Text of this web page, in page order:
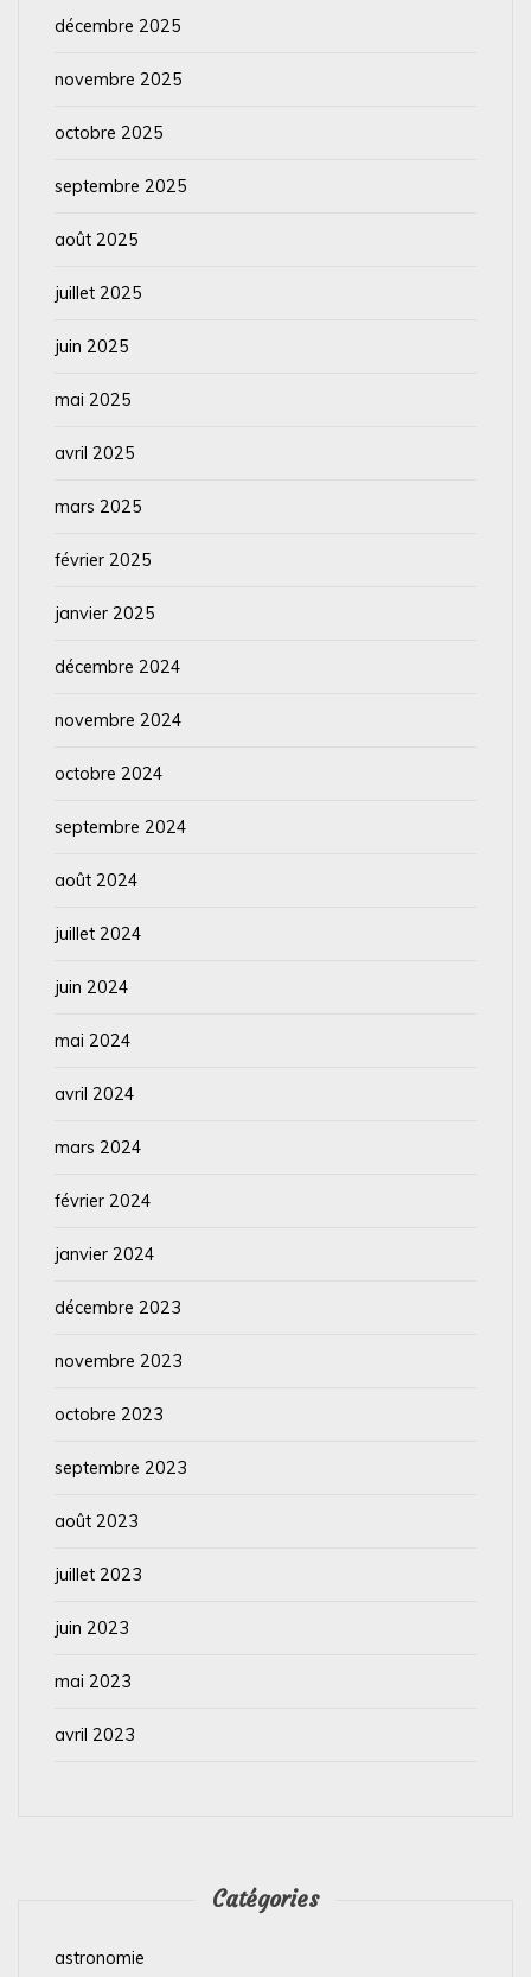
décembre 2025
novembre 2025
octobre 2025
septembre 2025
août 2025
juillet 2025
juin 2025
mai 2025
avril 2025
mars 2025
février 2025
janvier 2025
décembre 2024
novembre 2024
octobre 2024
septembre 2024
août 2024
juillet 2024
juin 2024
mai 2024
avril 2024
mars 2024
février 2024
janvier 2024
décembre 2023
novembre 2023
octobre 2023
septembre 2023
août 2023
juillet 2023
juin 2023
mai 2023
avril 2023
Catégories
astronomie